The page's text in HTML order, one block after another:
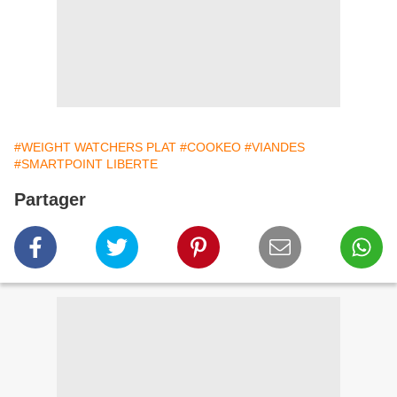
#WEIGHT WATCHERS PLAT #COOKEO #VIANDES
#SMARTPOINT LIBERTE
Partager